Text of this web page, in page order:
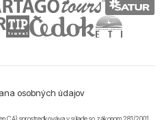
osobných údajov